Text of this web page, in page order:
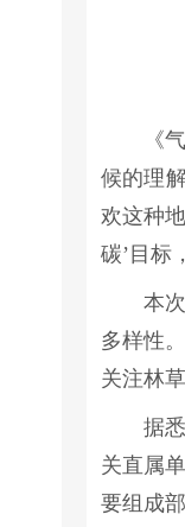
《
候的理
欢这种
碳’目标
本
多样性
关注林
据
关直属
要组成